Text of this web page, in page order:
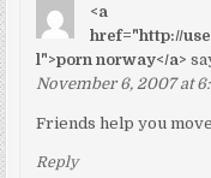
<a
href="http://
l">porn norway</a>
November 6, 2007 at
Friends help you
Reply